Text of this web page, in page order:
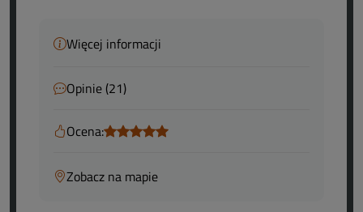
Więcej informacji
Opinie (21)
Ocena:
Zobacz na mapie